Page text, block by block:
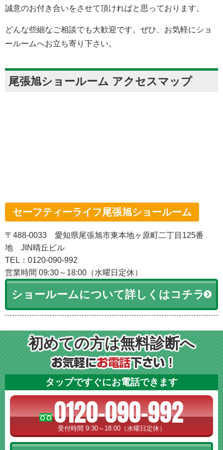
誠意のお付き合いをさせて頂ければと思っております。
どんな些細なご相談でも大歓迎です。ぜひ、お気軽にショ
ールームへお立ち寄り下さい。
尾張旭ショールーム アクセスマップ
セーフティーライフ尾張旭ショールーム
〒488-0033 愛知県尾張旭市東本地ヶ原町二丁目125番
地 JIN晴丘ビル
TEL：0120-090-992
営業時間 09:30～18:00（水曜日定休）
ショールームについて詳しくはコチラ
初めての方は無料診断へ
タップですぐにお電話できます
0120-090-992
受付時間 9:30～18:00（水曜日定休）